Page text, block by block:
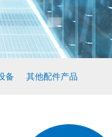
备 其他配件产品